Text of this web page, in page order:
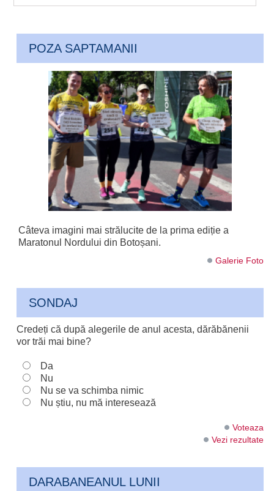
POZA SAPTAMANII
Câteva imagini mai strălucite de la prima ediție a
Maratonul Nordului din Botoșani.
Galerie Foto
SONDAJ
Credeți că după alegerile de anul acesta, dărăbănenii
vor trăi mai bine?
Da
Nu
Nu se va schimba nimic
Nu știu, nu mă interesează
Voteaza
Vezi rezultate
DARABANEANUL LUNII